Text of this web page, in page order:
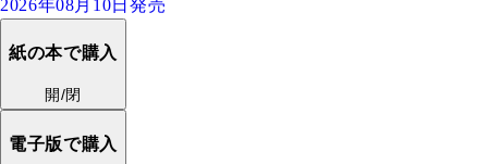
2026年08月10日発売
紙の本で購入
開/閉
電子版で購入